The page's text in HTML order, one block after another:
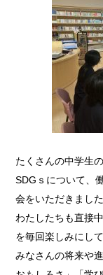
たくさんの中学生
SDGｓについて、
会をいただきました
わたしたちも直接
を毎回楽しみにして
みなさんの将来や